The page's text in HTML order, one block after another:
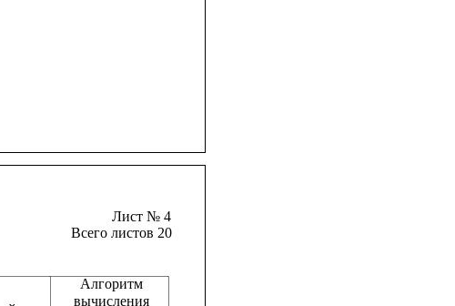
Лист № 4
Всего листов 20
Алгоритм
вычисления